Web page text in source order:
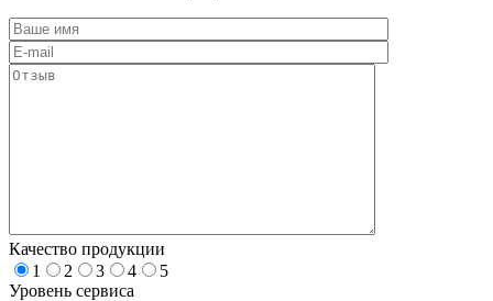
Качество продукции
1
2 3 4
5
Уровень сервиса